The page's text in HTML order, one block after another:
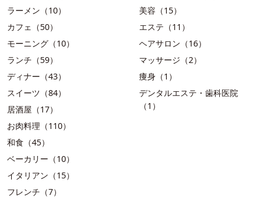
ラーメン（10）
カフェ（50）
モーニング（10）
ランチ（59）
ディナー（43）
スイーツ（84）
居酒屋（17）
お肉料理（110）
和食（45）
ベーカリー（10）
イタリアン（15）
フレンチ（7）
美容（15）
エステ（11）
ヘアサロン（16）
マッサージ（2）
痩身（1）
デンタルエステ・歯科医院
（1）